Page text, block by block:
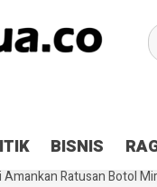
BISNIS
Patroli 2×24 jam di Kota
Sentani Terbakar
Ratusan Botol